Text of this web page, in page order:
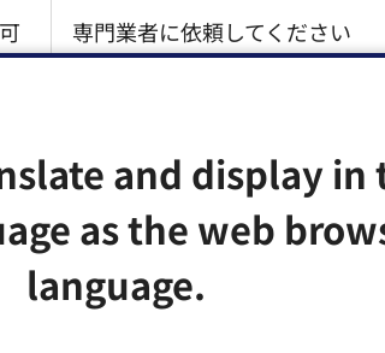
and display in
as the web
language.
専門業者に依頼してください
1～5枚までで1点。一まとめにし
てください。